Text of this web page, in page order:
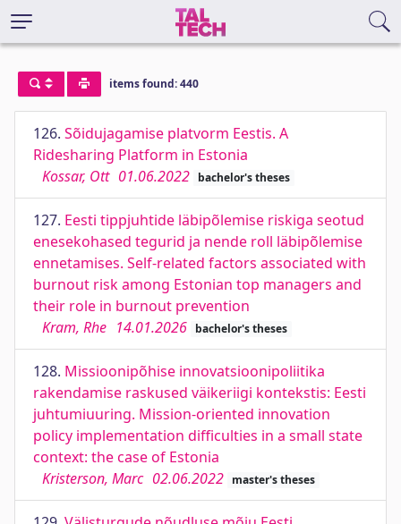
items found: 440
126. Sõidujagamise platvorm Eestis. A
Ridesharing Platform in Estonia
Kossar, Ott 01.06.2022 bachelor's theses
127. Eesti tippjuhtide läbipõlemise riskiga seotud
enesekohased tegurid ja nende roll läbipõlemise
ennetamises. Self-related factors associated with
burnout risk among Estonian top managers and
their role in burnout prevention
Kram, Rhe 14.01.2026 bachelor's theses
128. Missioonipõhise innovatsioonipoliitika
rakendamise raskused väikeriigi kontekstis: Eesti
juhtumiuuring. Mission-oriented innovation
policy implementation difficulties in a small state
context: the case of Estonia
Kristerson, Marc 02.06.2022 master's theses